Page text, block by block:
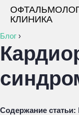
КЛИНИКА
Блог ›
Содержание статьи: